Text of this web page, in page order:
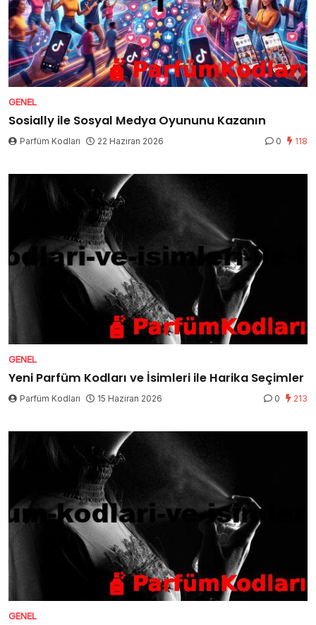
GENEL
Sosially ile Sosyal Medya Oyununu Kazanın
Parfüm Kodları 22 Haziran 2026 0 118
GENEL
Yeni Parfüm Kodları ve İsimleri ile Harika Seçimler
Parfüm Kodları 15 Haziran 2026 0 213
GENEL